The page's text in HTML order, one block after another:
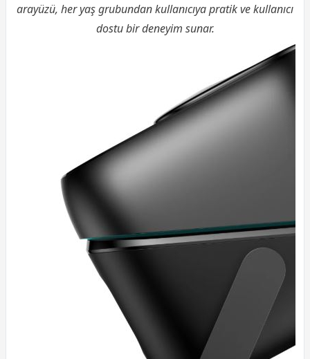
arayüzü, her yaş grubundan kullanıcıya pratik ve kullanıcı
dostu bir deneyim sunar.